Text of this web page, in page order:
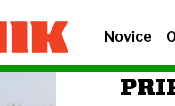
Novice